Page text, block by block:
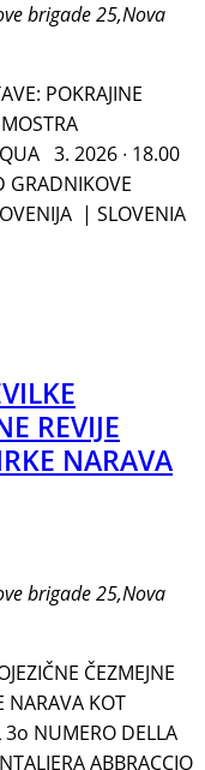
brigade 25,Nova
POKRAJINE
3. 2026 ∙ 18.00
| SLOVENIA
REVIJE
NARAVA
brigade 25,Nova
ČEZMEJNE
NARAVA KOT
3o NUMERO DELLA
ABBRACCIO